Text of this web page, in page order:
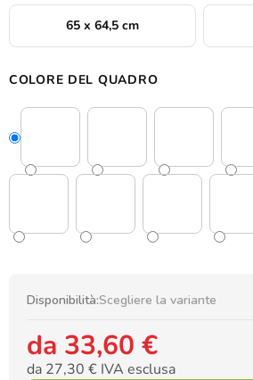
65 x 64,5 cm
COLORE DEL QUADRO
Disponibilità:Scegliere la variante
da 33,60 €
da 27,30 € IVA esclusa